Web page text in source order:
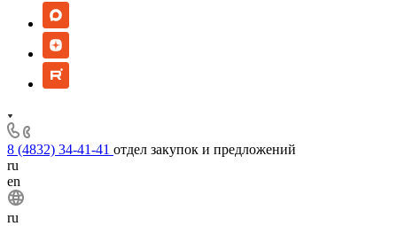
8 (4832) 34-41-41 отдел закупок и предложений
ru
en
ru